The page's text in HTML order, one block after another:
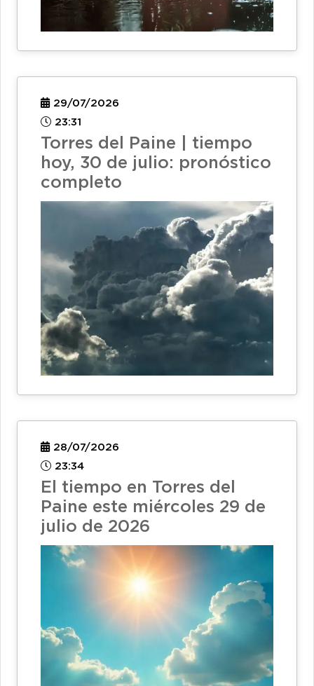
29/07/2026
23:31
Torres del Paine | tiempo
hoy, 30 de julio: pronóstico
completo
28/07/2026
23:34
El tiempo en Torres del
Paine este miércoles 29 de
julio de 2026